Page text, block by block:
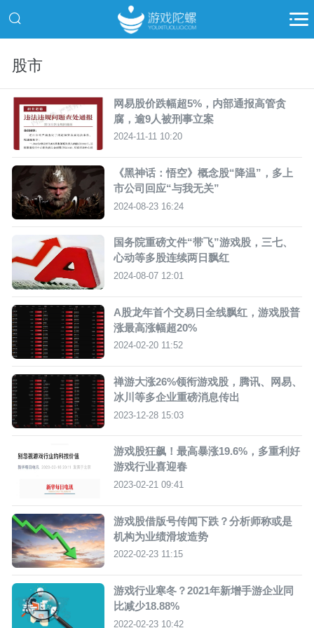
股市
网易股价跌幅超5%，内部通报高管贪
腐，逾9人被刑事立案
2024-11-11 10:20
《黑神话：悟空》概念股“降温”，多上
市公司回应“与我无关”
2024-08-23 16:24
国务院重磅文件“带飞”游戏股，三七、
心动等多股连续两日飘红
2024-08-07 12:01
A股龙年首个交易日全线飘红，游戏股普
涨最高涨幅超20%
2024-02-20 11:52
禅游大涨26%领衔游戏股，腾讯、网易、
冰川等多企业重磅消息传出
2023-12-28 15:03
游戏股狂飙！最高暴涨19.6%，多重利好
游戏行业喜迎春
2023-02-21 09:41
游戏股借版号传闻下跌？分析师称或是
机构为业绩滑坡造势
2022-02-23 11:15
游戏行业寒冬？2021年新增手游企业同
比减少18.88%
2022-02-23 10:42